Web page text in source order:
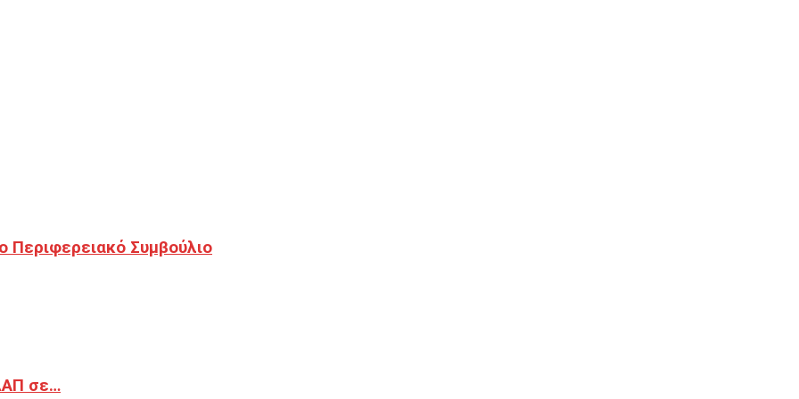
Περιφερειακό Συμβούλιο
σε…